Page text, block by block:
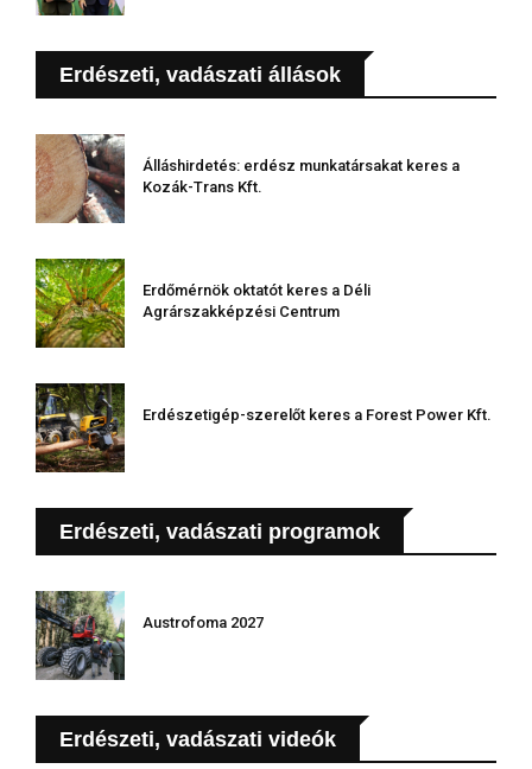
Erdészeti, vadászati állások
Álláshirdetés: erdész munkatársakat keres a
Kozák-Trans Kft.
Erdőmérnök oktatót keres a Déli
Agrárszakképzési Centrum
Erdészetigép-szerelőt keres a Forest Power Kft.
Erdészeti, vadászati programok
Austrofoma 2027
Erdészeti, vadászati videók